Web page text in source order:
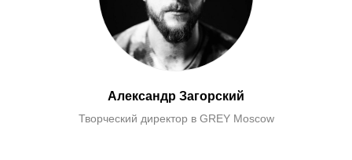
Александр Загорский
Творческий директор в GREY Moscow